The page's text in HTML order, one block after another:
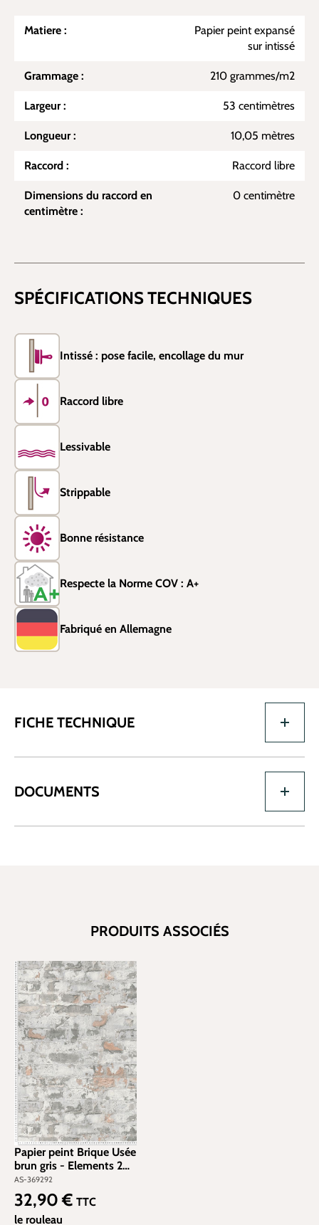
Matiere :
Papier peint expansé
sur intissé
Grammage : 210 grammes/m2
Largeur : 53 centimètres
Longueur : 10,05 mètres
Raccord : Raccord libre
Dimensions du raccord en
centimètre :
0 centimètre
SPÉCIFICATIONS TECHNIQUES
Intissé : pose facile, encollage du mur
Raccord libre
Lessivable
Strippable
Bonne résistance
Respecte la Norme COV : A+
Fabriqué en Allemagne
FICHE TECHNIQUE
DOCUMENTS
PRODUITS ASSOCIÉS
Papier peint Brique Usée
brun gris - Elements 2
d'A.S. Création | Réf. AS-
369292
AS-369292
Prix régulier :
32,90 € TTC
le rouleau